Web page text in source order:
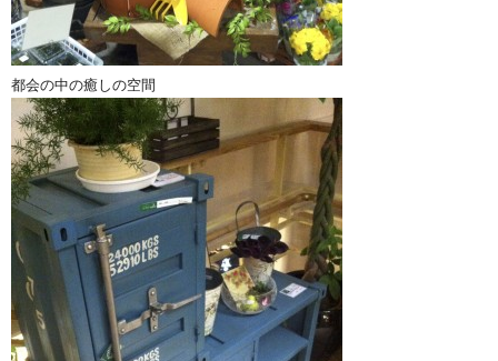
都会の中の癒しの空間